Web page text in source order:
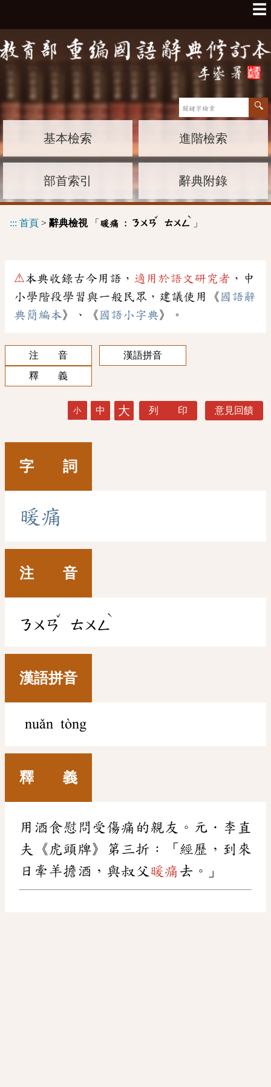
☰
基本檢索 進階檢索
部首索引 辭典附錄
::: 首頁 > 辭典檢視「 暖痛 : ㄋㄨㄢ
ˇ
ㄊㄨㄥ
ˋ
」
⚠本典收錄古今用語， 適用於語文研究者 ，中
小學階段學習與一般民眾，建議使用《 國語辭
典簡編本》、《 國語小字典》。
注 音
漢語拼音
釋 義
小 中 大 列 印 意見回饋
字 詞
暖痛
注 音
ㄋㄨㄢ
ˇ
ㄊㄨㄥ
ˋ
漢語拼音
nuǎn tòng
釋 義
用酒食慰問受傷痛的親友。元．李直
夫《虎頭牌》第三折：「經歷，到來
日牽羊擔酒，與叔父 暖痛 去。」